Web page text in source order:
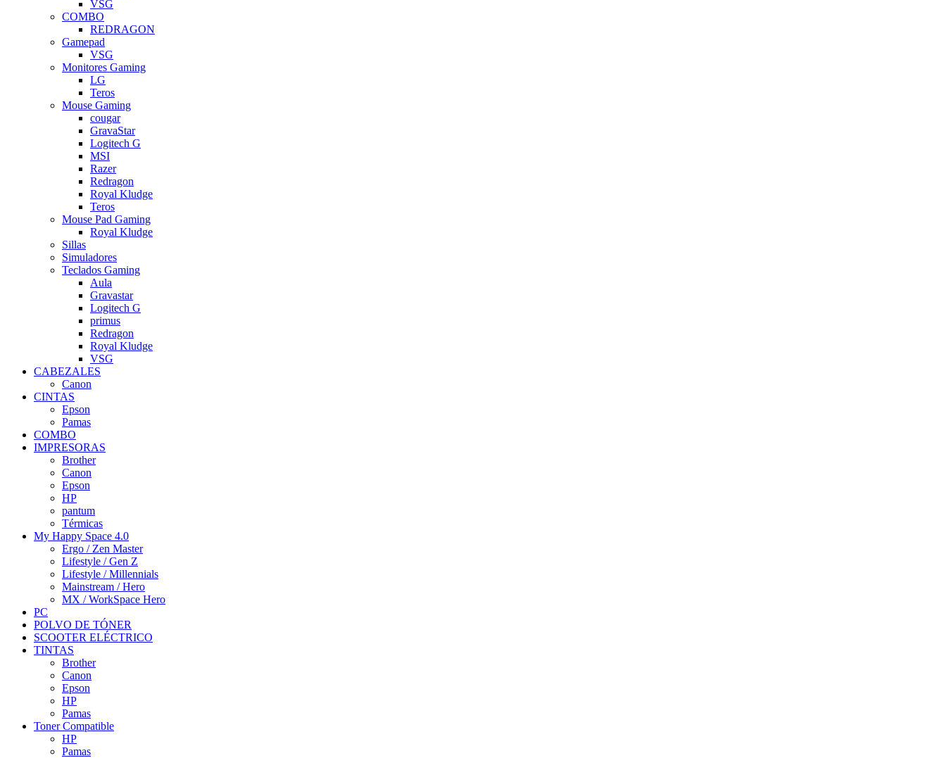
VSG
COMBO
REDRAGON
Gamepad
VSG
Monitores Gaming
LG
Teros
Mouse Gaming
cougar
GravaStar
Logitech G
MSI
Razer
Redragon
Royal Kludge
Teros
Mouse Pad Gaming
Royal Kludge
Sillas
Simuladores
Teclados Gaming
Aula
Gravastar
Logitech G
primus
Redragon
Royal Kludge
VSG
CABEZALES
Canon
CINTAS
Epson
Pamas
COMBO
IMPRESORAS
Brother
Canon
Epson
HP
pantum
Térmicas
My Happy Space 4.0
Ergo / Zen Master
Lifestyle / Gen Z
Lifestyle / Millennials
Mainstream / Hero
MX / WorkSpace Hero
PC
POLVO DE TÓNER
SCOOTER ELÉCTRICO
TINTAS
Brother
Canon
Epson
HP
Pamas
Toner Compatible
HP
Pamas